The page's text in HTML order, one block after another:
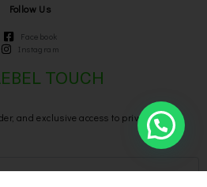
Follow Us
Facebook
Instagram
TOUCH
and exclusive access to private sales